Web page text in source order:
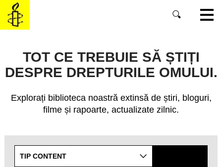
SKIP
TO
MAIN
CONTENT
TOT CE TREBUIE SĂ ȘTIȚI
DESPRE DREPTURILE OMULUI.
Explorați biblioteca noastră extinsă de știri, bloguri,
filme și rapoarte, actualizate zilnic.
TIP CONTENT